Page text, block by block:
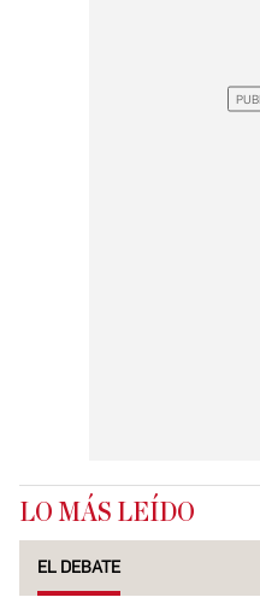
LO MÁS LEÍDO
EL DEBATE